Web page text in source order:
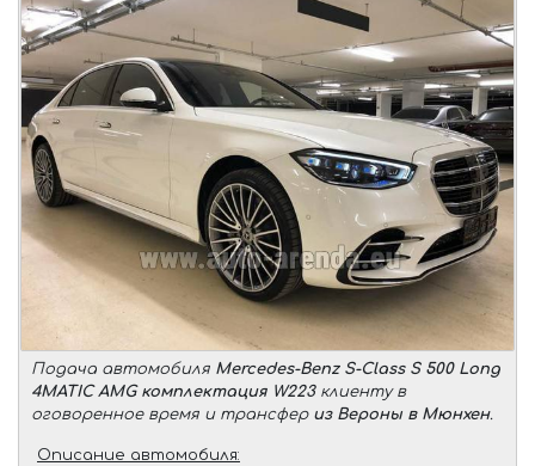
Подача автомобиля Mercedes-Benz S-Class S 500 Long
4MATIC AMG комплектация W223клиенту в
оговоренное время и трансфер из Вероны в Мюнхен.
Описание автомобиля: